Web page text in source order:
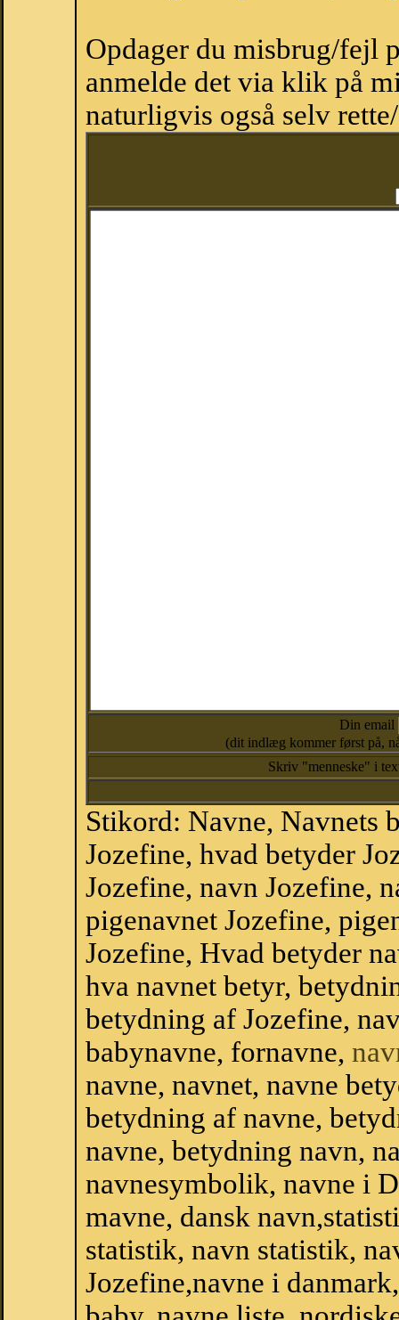
Opdager du misbrug/fejl
anmelde det via klik på
naturligvis også selv
Din email
(dit indlæg kommer først på,
Skriv "menneske" i
Stikord: Navne, Navnets
Jozefine, hvad betyder
Jozefine, navn Jozefine,
pigenavnet Jozefine,
Jozefine, Hvad betyder
hva navnet betyr,
betydning af Jozefine,
babynavne, fornavne,
navne, navnet, navne
betydning af navne,
navne, betydning navn,
navnesymbolik, navne i
mavne, dansk
statistik, navn statistik,
Jozefine,navne i